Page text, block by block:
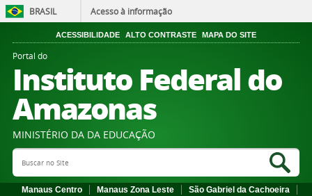
BRASIL Acesso à informação
ACESSIBILIDADE ALTO CONTRASTE MAPA DO SITE
Portal do
Instituto Federal do
Amazonas
MINISTÉRIO DA DA EDUCAÇÃO
Search Site
Manaus Centro Manaus Zona Leste
São Gabriel da Cachoeira